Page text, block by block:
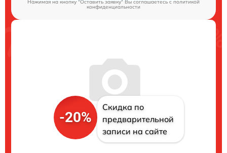
Нажимая на кнопку "Оставить заявку" Вы соглашаетесь cполитикой
конфиденциальности
-20%
Скидка по
предварительной
записи на сайте